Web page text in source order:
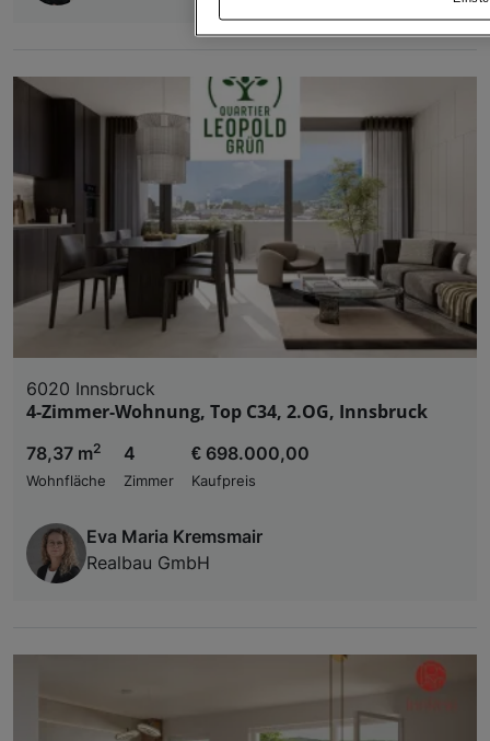
6020 Innsbruck
4-Zimmer-Wohnung, Top C34, 2.OG, Innsbruck
78,37 m2
Wohnfläche
4
Zimmer
€ 698.000,00
Kaufpreis
Eva Maria Kremsmair
Realbau GmbH
Verwendung genauer Standortdaten.
Zugriff auf Informationen auf einem Endgerät.
und der Performance von Inhalten,
Liste der Partner (Lieferanten)